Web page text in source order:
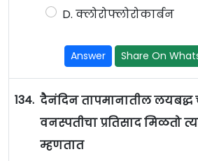
D. क्लोरोफ्लोरोकार्बन
Answer Share On
134. दैनंदिन तापमानातील लयबद्ध
वनस्पतीचा प्रतिसाद मिळतो
म्हणतात